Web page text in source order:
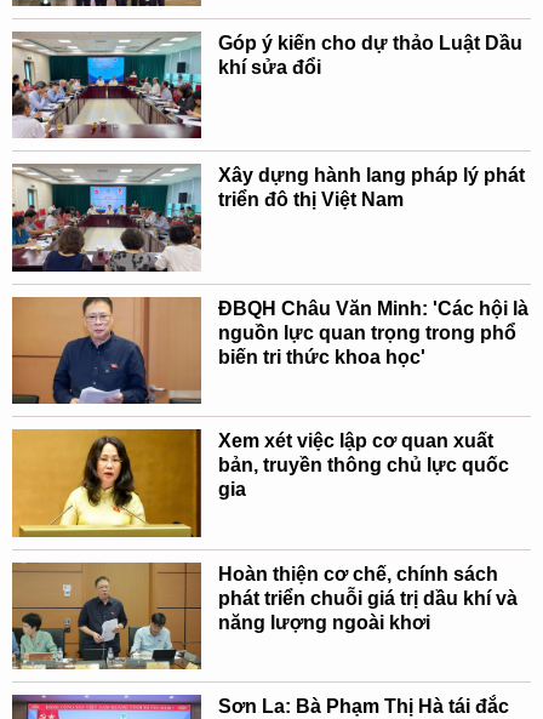
Góp ý kiến cho dự thảo Luật Dầu
khí sửa đổi
Xây dựng hành lang pháp lý phát
triển đô thị Việt Nam
ĐBQH Châu Văn Minh: 'Các hội là
nguồn lực quan trọng trong phổ
biến tri thức khoa học'
Xem xét việc lập cơ quan xuất
bản, truyền thông chủ lực quốc
gia
Hoàn thiện cơ chế, chính sách
phát triển chuỗi giá trị dầu khí và
năng lượng ngoài khơi
Sơn La: Bà Phạm Thị Hà tái đắc